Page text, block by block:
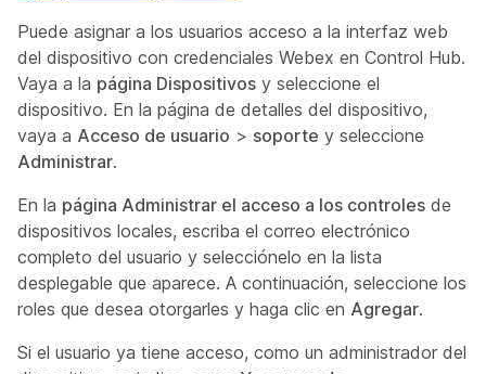
Puede asignar a los usuarios acceso a la interfaz web
del dispositivo con credenciales Webex en Control Hub.
Vaya a la página Dispositivos y seleccione el
dispositivo. En la página de detalles del dispositivo,
vaya a Acceso de usuario > soporte y seleccione
Administrar.
En la página Administrar el acceso a los controles de
dispositivos locales, escriba el correo electrónico
completo del usuario y selecciónelo en la lista
desplegable que aparece. A continuación, seleccione los
roles que desea otorgarles y haga clic en Agregar.
Si el usuario ya tiene acceso, como un administrador del